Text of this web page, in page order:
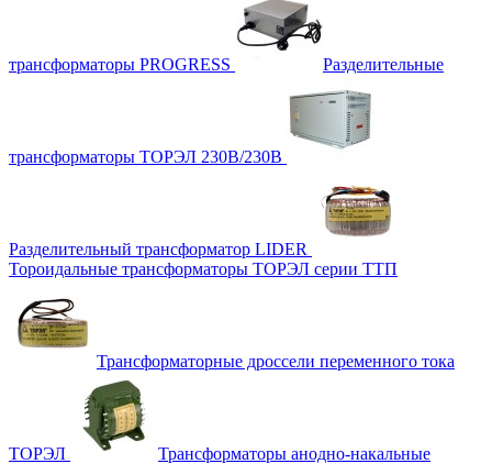
трансформаторы PROGRESS Разделительные
трансформаторы ТОРЭЛ 230В/230В
Разделительный трансформатор LIDER
Тороидальные трансформаторы ТОРЭЛ серии ТТП
Трансформаторные дроссели переменного тока
ТОРЭЛ Трансформаторы анодно-накальные